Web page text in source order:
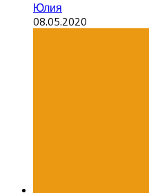
Юлия
08.05.2020